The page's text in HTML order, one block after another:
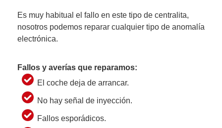
Es muy habitual el fallo en este tipo de centralita,
nosotros podemos reparar cualquier tipo de anomalía
electrónica.
Fallos y averías que reparamos:
El coche deja de arrancar.
No hay señal de inyección.
Fallos esporádicos.